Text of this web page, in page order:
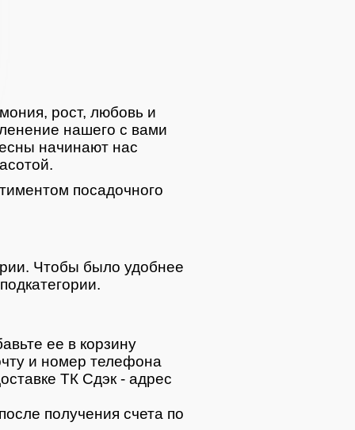
рост, любовь и
нашего с вами
начинают нас
посадочного
Чтобы было удобнее
ее в корзину
и номер телефона
ТК Сдэк - адрес
получения счета по